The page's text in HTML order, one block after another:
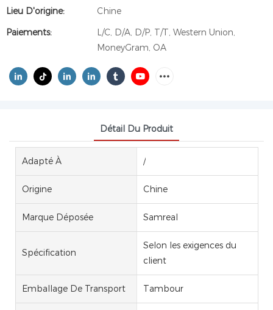
Lieu D'origine:
Chine
Paiements:
L/C, D/A, D/P, T/T, Western Union,
MoneyGram, OA
Détail Du Produit
Adapté À /
Origine Chine
Marque Déposée Samreal
Spécification
Selon les exigences du
client
Emballage De Transport Tambour